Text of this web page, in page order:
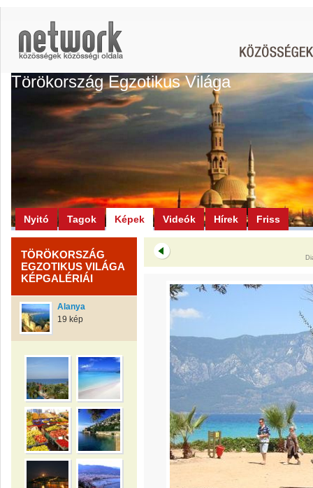
Törökország Egzotikus Világa
Nyitó Tagok Képek Videók Hírek Friss
TÖRÖKORSZÁG
EGZOTIKUS VILÁGA
KÉPGALÉRIÁI
Alanya
19 kép